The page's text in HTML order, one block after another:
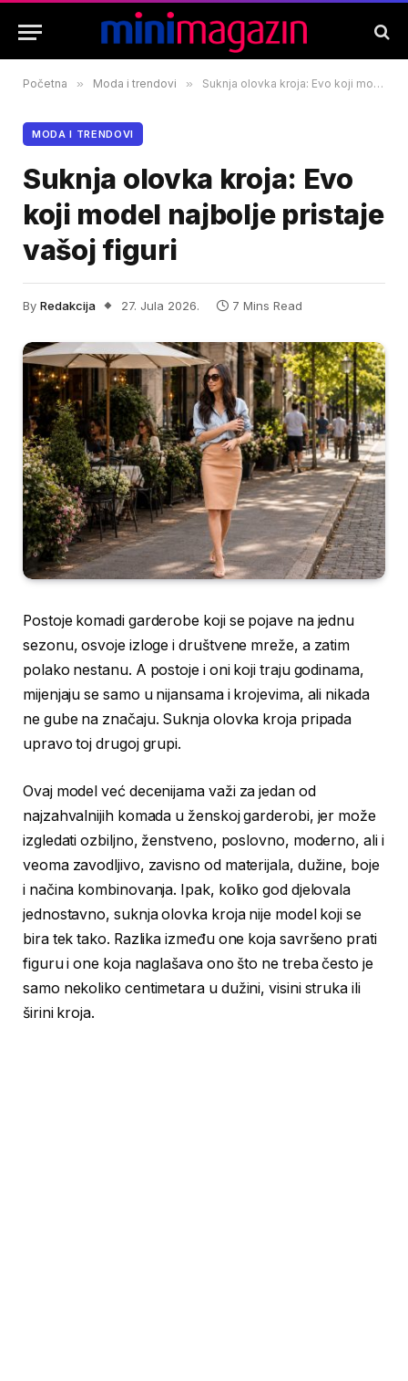
Početna » Moda i trendovi » Suknja olovka kroja: Evo koji model najbolje pristaje vašoj figuri
MODA I TRENDOVI
Suknja olovka kroja: Evo
koji model najbolje pristaje
vašoj figuri
By Redakcija 27. Jula 2026. 7 Mins Read
Postoje komadi garderobe koji se pojave na jednu
sezonu, osvoje izloge i društvene mreže, a zatim
polako nestanu. A postoje i oni koji traju godinama,
mijenjaju se samo u nijansama i krojevima, ali nikada
ne gube na značaju. Suknja olovka kroja pripada
upravo toj drugoj grupi.
Ovaj model već decenijama važi za jedan od
najzahvalnijih komada u ženskoj garderobi, jer može
izgledati ozbiljno, ženstveno, poslovno, moderno, ali i
veoma zavodljivo, zavisno od materijala, dužine, boje
i načina kombinovanja. Ipak, koliko god djelovala
jednostavno, suknja olovka kroja nije model koji se
bira tek tako. Razlika između one koja savršeno prati
figuru i one koja naglašava ono što ne treba često je
samo nekoliko centimetara u dužini, visini struka ili
širini kroja.